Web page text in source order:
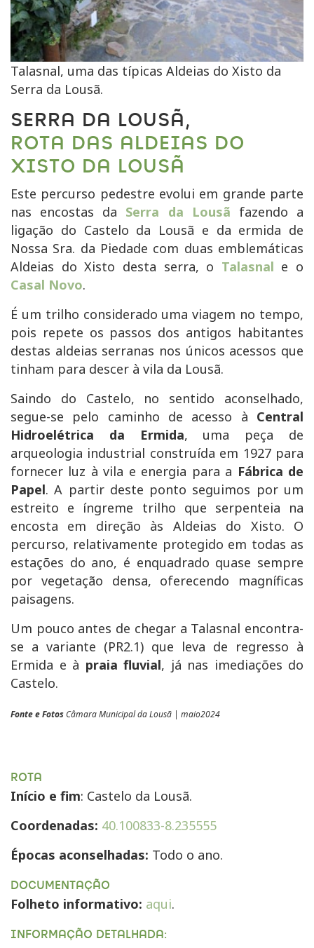
Talasnal, uma das típicas Aldeias do Xisto da
Serra da Lousã.
SERRA DA LOUSÃ,
ROTA DAS ALDEIAS DO
XISTO DA LOUSÃ
Este percurso pedestre evolui em grande parte
nas encostas da Serra da Lousã fazendo a
ligação do Castelo da Lousã e da ermida de
Nossa Sra. da Piedade com duas emblemáticas
Aldeias do Xisto desta serra, o Talasnal e o
Casal Novo.
É um trilho considerado uma viagem no tempo,
pois repete os passos dos antigos habitantes
destas aldeias serranas nos únicos acessos que
tinham para descer à vila da Lousã.
Saindo do Castelo, no sentido aconselhado,
segue-se pelo caminho de acesso à Central
Hidroelétrica da Ermida, uma peça de
arqueologia industrial construída em 1927 para
fornecer luz à vila e energia para a Fábrica de
Papel. A partir deste ponto seguimos por um
estreito e íngreme trilho que serpenteia na
encosta em direção às Aldeias do Xisto. O
percurso, relativamente protegido em todas as
estações do ano, é enquadrado quase sempre
por vegetação densa, oferecendo magníficas
paisagens.
Um pouco antes de chegar a Talasnal encontra-
se a variante (PR2.1) que leva de regresso à
Ermida e à praia fluvial, já nas imediações do
Castelo.
Fonte e Fotos Câmara Municipal da Lousã | maio2024
ROTA
Início e fim: Castelo da Lousã.
Coordenadas: 40.100833-8.235555
Épocas aconselhadas: Todo o ano.
DOCUMENTAÇÃO
Folheto informativo: aqui.
INFORMAÇÃO DETALHADA: